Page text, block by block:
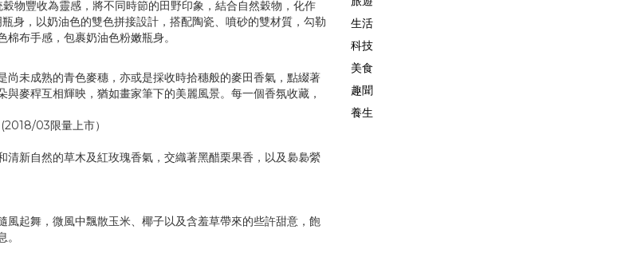
生活
科技
美食
趣聞
養生
豐收為靈感，將不同時節的田野印象，結合自然穀物，化作
，以奶油色的雙色拼接設計，搭配陶瓷、噴砂的雙材質，勾勒
布手感，包裹奶油色粉嫩瓶身。
尚未成熟的青色麥穗，亦或是採收時拾穗般的麥田香氣，點綴著
麥稈互相輝映，猶如畫家筆下的美麗風景。每一個香氛收藏，
03限量上市）
新自然的草木及紅玫瑰香氣，交織著黑醋栗果香，以及裊裊縈
起舞，微風中飄散玉米、椰子以及含羞草帶來的些許甜意，飽